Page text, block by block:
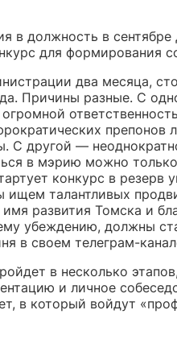
в должность в
для формирования
два месяца,
Причины разные. С
препонов
С другой —
в мэрию можно только
конкурс в резерв
талантливых
развития Томска и
убеждению, должны
в своем телеграм-
в несколько
и личное
в который войдут